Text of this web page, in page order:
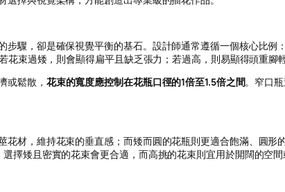
驟，卻是確保視覺平衡的基石。設計師通常遵循一個核心比例
束過矮，則會顯得扁平且缺乏張力；若過高，則易顯得頭重腳
或鬆散， 花束的寬度應控制在花瓶口徑的1倍至1.5倍之間。窄口
材，維持花束的垂直感；而矮而圓的花瓶則更適合飽滿、圓
矮且密實的花束會更合適，而高挑的花束則宜用於開闊的空間